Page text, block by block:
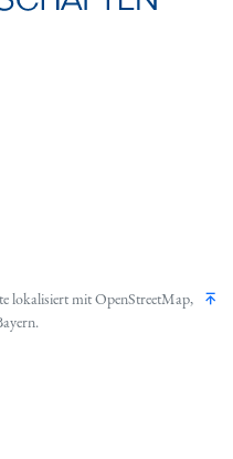
lokalisiert mitOpenStreetMap,
.